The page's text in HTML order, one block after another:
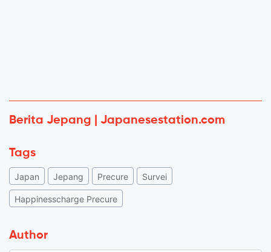
Berita Jepang | Japanesestation.com
Tags
Japan Jepang Precure Survei
Happinesscharge Precure
Author